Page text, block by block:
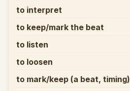
to interpret
to keep/mark the beat
to listen
to loosen
to mark/keep (a beat, timing)